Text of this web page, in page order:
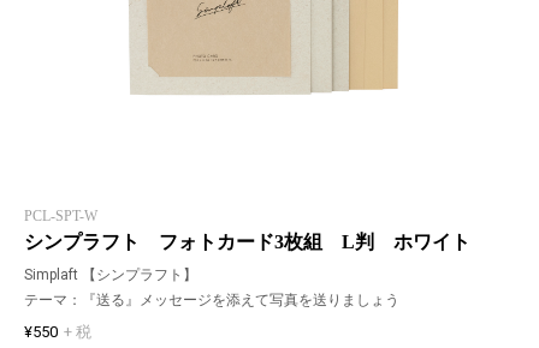
PCL-SPT-W
シンプラフト フォトカード3枚組 L判 ホワイト
Simplaft 【シンプラフト】
テーマ：『送る』メッセージを添えて写真を送りましょう
¥550 + 税